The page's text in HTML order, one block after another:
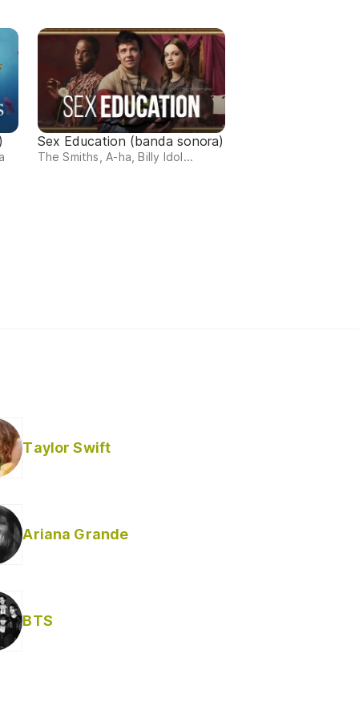
Sex Education (banda sonora)
The Smiths, A-ha, Billy Idol...
Taylor Swift
Ariana Grande
BTS